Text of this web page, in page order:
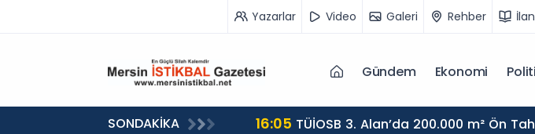
Yazarlar Video Galeri Rehber
Gündem Ekonomi
SONDAKİKA 16:05 TÜİOSB 3. Alan’da 200.000 m² Ön